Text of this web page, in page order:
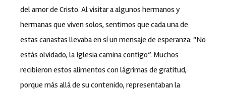
del amor de Cristo. Al visitar a algunos hermanos y
hermanas que viven solos, sentimos que cada una de
estas canastas llevaba en sí un mensaje de esperanza: “No
estás olvidado, la Iglesia camina contigo”. Muchos
recibieron estos alimentos con lágrimas de gratitud,
porque más allá de su contenido, representaban la